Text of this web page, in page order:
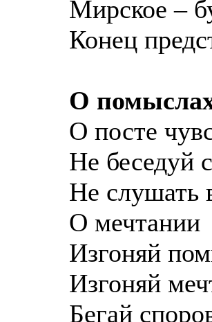
Мирское –
Конец
О
О посте
Не беседуй
Не слушать
О мечтании
Изгоняй
Изгоняй
Бегай